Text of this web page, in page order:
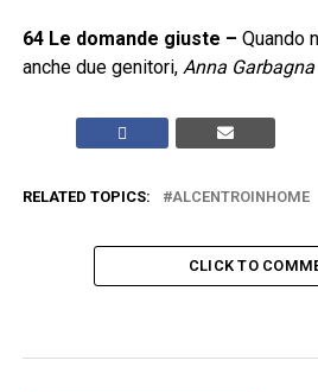
64 Le domande giuste – Quando
anche due genitori, Anna Garbagna
RELATED TOPICS: ALCENTROINHOME
CLICK TO